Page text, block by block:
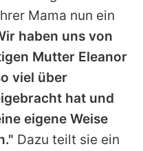
Mama nun ein
haben uns von
Mutter Eleanor
viel über
hat und
eigene Weise
Dazu teilt sie ein